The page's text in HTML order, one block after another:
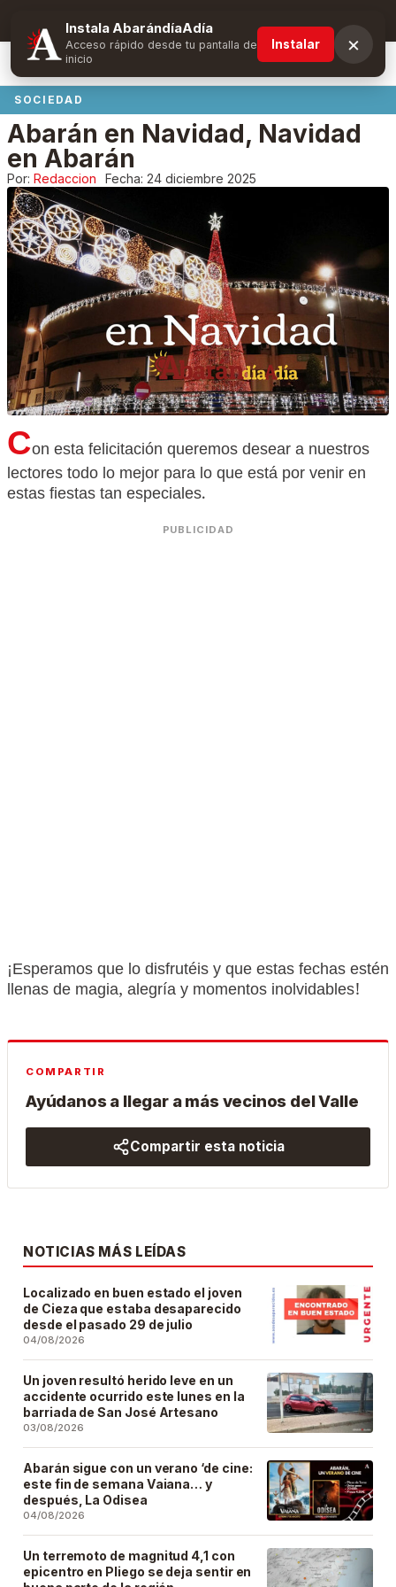
Suscríbete y obtén ventajas exclusivas
SOCIEDAD
Abarán en Navidad, Navidad
en Abarán
Por: Redaccion Fecha: 24 diciembre 2025
Con esta felicitación queremos desear a nuestros
lectores todo lo mejor para lo que está por venir en
estas fiestas tan especiales.
PUBLICIDAD
¡Esperamos que lo disfrutéis y que estas fechas estén
llenas de magia, alegría y momentos inolvidables!
COMPARTIR
Ayúdanos a llegar a más vecinos del Valle
Compartir esta noticia
NOTICIAS MÁS LEÍDAS
Localizado en buen estado el joven
de Cieza que estaba desaparecido
desde el pasado 29 de julio
04/08/2026
Un joven resultó herido leve en un
accidente ocurrido este lunes en la
barriada de San José Artesano
03/08/2026
Abarán sigue con un verano ‘de cine:
este fin de semana Vaiana… y
después, La Odisea
04/08/2026
Un terremoto de magnitud 4,1 con
epicentro en Pliego se deja sentir en
Instala AbarándíaAdía
Acceso rápido desde tu pantalla de
inicio
Instalar ×